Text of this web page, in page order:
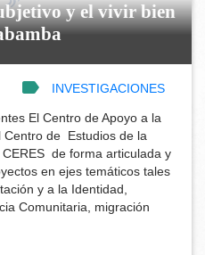
y el vivir bien
INVESTIGACIONES
El Centro de Apoyo a la
de Estudios de la
de forma articulada y
en ejes temáticos tales
y a la Identidad,
Comunitaria, migración